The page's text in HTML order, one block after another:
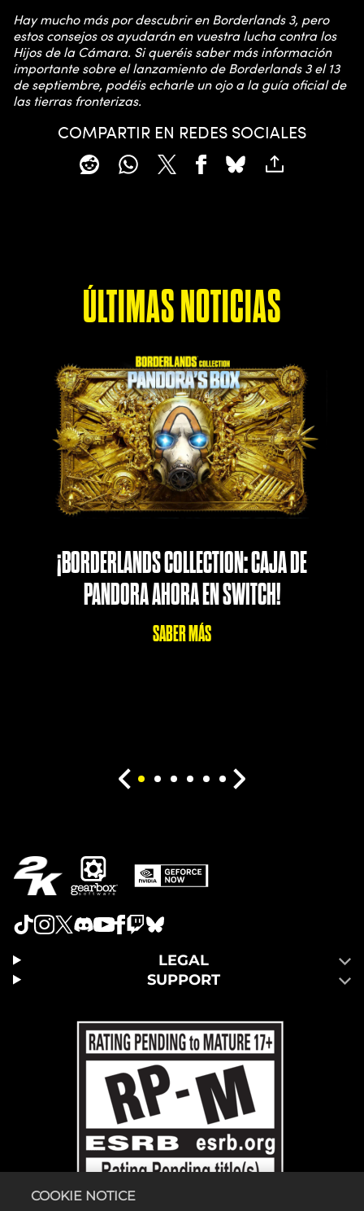
Hay mucho más por descubrir en Borderlands 3, pero
estos consejos os ayudarán en vuestra lucha contra los
Hijos de la Cámara. Si queréis saber más información
importante sobre el lanzamiento de Borderlands 3 el 13
de septiembre, podéis echarle un ojo a la guía oficial de
las tierras fronterizas.
COMPARTIR EN REDES SOCIALES
ÚLTIMAS NOTICIAS
¡BORDERLANDS COLLECTION: CAJA DE
PANDORA AHORA EN SWITCH!
SABER MÁS
LEGAL
SUPPORT
COOKIE NOTICE